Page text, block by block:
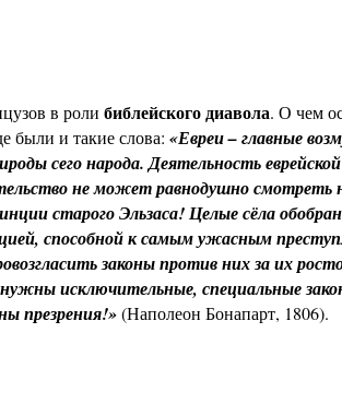
в роли библейского диавола. О чем
были и такие слова: «Евреи – главные
сего народа. Деятельность
не может равнодушно смотреть
старого Эльзаса! Целые сёла
способной к самым ужасным
законы против них за их
исключительные, специальные
презрения!»(Наполеон Бонапарт, 1806).